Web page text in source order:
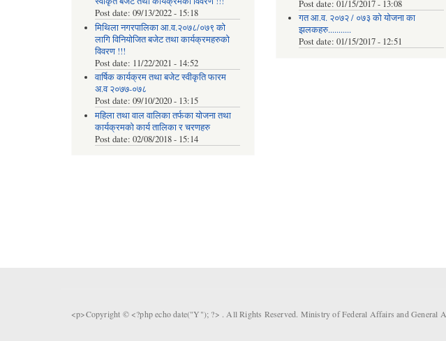
Post date: 09/13/2022 - 15:18
मिथिला नगरपालिका आ.व.२०७८/०७९ को
लागि विनियोजित बजेट तथा कार्यक्रमहरुको
विवरण !!!
Post date: 11/22/2021 - 14:52
वार्षिक कार्यक्रम तथा बजेट स्वीकृति फारम
अ.व २०७७-०७८
Post date: 09/10/2020 - 13:15
महिला तथा वाल वालिका तर्फका याेजना तथा
कार्यक्रमकाे कार्य तालिका र चरणहरु
Post date: 02/08/2018 - 15:14
Post date:01/15/2017 - 13:08
गत आ.व. २०७२ / ०७३ को योजना का
झलकहरु...........
Post date:01/15/2017 - 12:51
<p>Copyright © <?php echo date("Y"); ?> . All Rights Reserved. Ministry of Federal Affairs and General